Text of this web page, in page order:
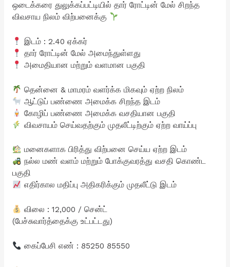
ஒடைக்கரை துலுக்கப்பட்டியில் தார் ரோட்டின் மேல் சிறந்த
விவசாய நிலம் விற்பனைக்கு
இடம் : 2.40 ஏக்கர்
தார் ரோட்டின் மேல் அமைந்துள்ளது
அமைதியான மற்றும் வளமான பகுதி
தென்னை & மாமரம் வளர்க்க மிகவும் ஏற்ற நிலம்
ஆட்டுப் பண்ணை அமைக்க சிறந்த இடம்
கோழிப் பண்ணை அமைக்க வசதியான பகுதி
விவசாயம் செய்வதற்கும் முதலீட்டிற்கும் ஏற்ற வாய்ப்பு
மனைகளாக பிரித்து விற்பனை செய்ய ஏற்ற இடம்
நல்ல மண் வளம் மற்றும் போக்குவரத்து வசதி கொண்ட
பகுதி
எதிர்கால மதிப்பு அதிகரிக்கும் முதலீட்டு இடம்
விலை : 12,000 / சென்ட்
(பேச்சுவார்த்தைக்கு உட்பட்டது)
கைப்பேசி எண் : 85250 85550